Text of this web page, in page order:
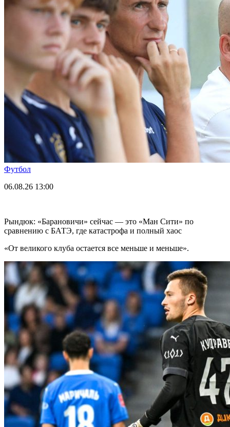
Футбол
06.08.26 13:00
Рындюк: «Барановичи» сейчас — это «Ман Сити» по
сравнению с БАТЭ, где катастрофа и полный хаос
«От великого клуба остается все меньше и меньше».